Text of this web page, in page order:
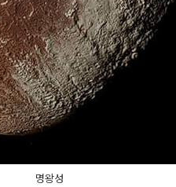
명왕성